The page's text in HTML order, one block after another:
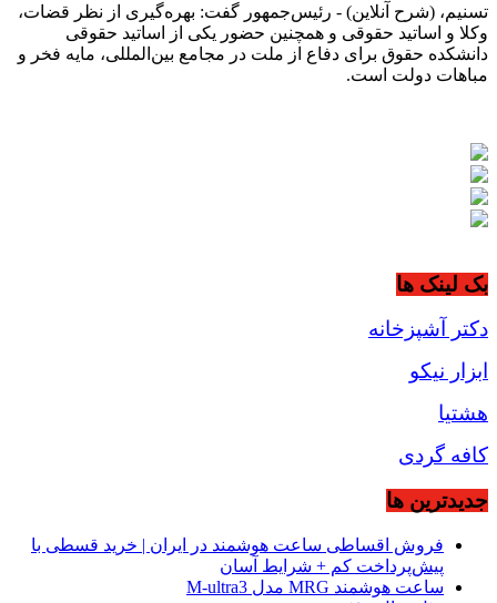
تسنیم، (شرح آنلاین) - رئیس‌جمهور گفت: بهره‌گیری از نظر قضات،
وکلا و اساتید حقوقی و همچنین حضور یکی از اساتید حقوقی
دانشکده حقوق برای دفاع از ملت در مجامع بین‌المللی، مایه فخر و
مباهات دولت است.
بک لینک ها
دکتر آشپزخانه
ابزار نیکو
هشتیا
کافه گردی
جديدترين ها
فروش اقساطی ساعت هوشمند در ایران | خرید قسطی با
پیش‌پرداخت کم + شرایط آسان
ساعت هوشمند MRG مدل M-ultra3